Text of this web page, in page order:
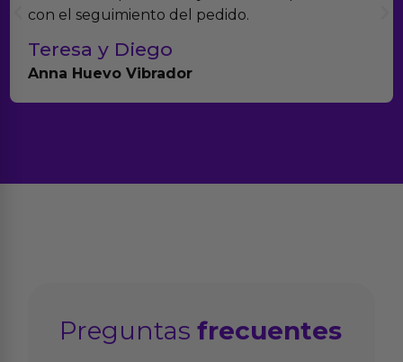
con el seguimiento del pedido.
Teresa y Diego
Anna Huevo Vibrador
Preguntasfrecuentes